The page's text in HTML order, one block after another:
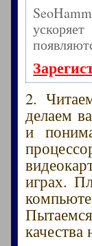
2.
делаем
и
играх.